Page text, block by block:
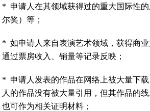
* 申请人在其领域获得过的重大国际性
尔奖）等；
*如申请人来自表演艺术领域，获得商
通过票房收入、销量等记录反映；
* 申请人发表的作品在网络上被大量下
人的作品没有被大量引用，但其作品的
也可作为相关证明材料；